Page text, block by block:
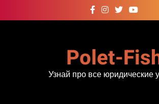
к
Polet-
Узнай про все юридические